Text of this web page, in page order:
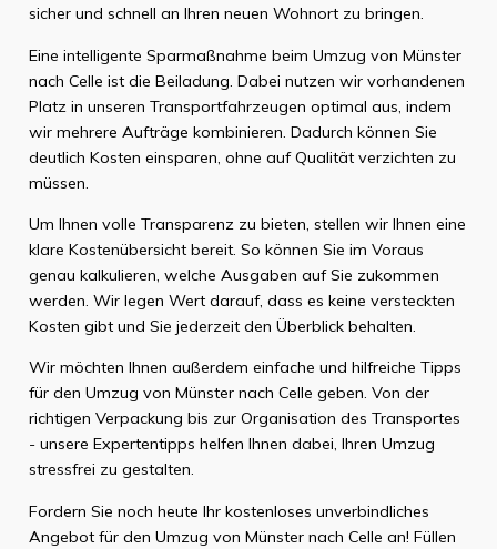
sicher und schnell an Ihren neuen Wohnort zu bringen.
Eine intelligente Sparmaßnahme beim Umzug von Münster
nach Celle ist die Beiladung. Dabei nutzen wir vorhandenen
Platz in unseren Transportfahrzeugen optimal aus, indem
wir mehrere Aufträge kombinieren. Dadurch können Sie
deutlich Kosten einsparen, ohne auf Qualität verzichten zu
müssen.
Um Ihnen volle Transparenz zu bieten, stellen wir Ihnen eine
klare Kostenübersicht bereit. So können Sie im Voraus
genau kalkulieren, welche Ausgaben auf Sie zukommen
werden. Wir legen Wert darauf, dass es keine versteckten
Kosten gibt und Sie jederzeit den Überblick behalten.
Wir möchten Ihnen außerdem einfache und hilfreiche Tipps
für den Umzug von Münster nach Celle geben. Von der
richtigen Verpackung bis zur Organisation des Transportes
- unsere Expertentipps helfen Ihnen dabei, Ihren Umzug
stressfrei zu gestalten.
Fordern Sie noch heute Ihr kostenloses unverbindliches
Angebot für den Umzug von Münster nach Celle an! Füllen